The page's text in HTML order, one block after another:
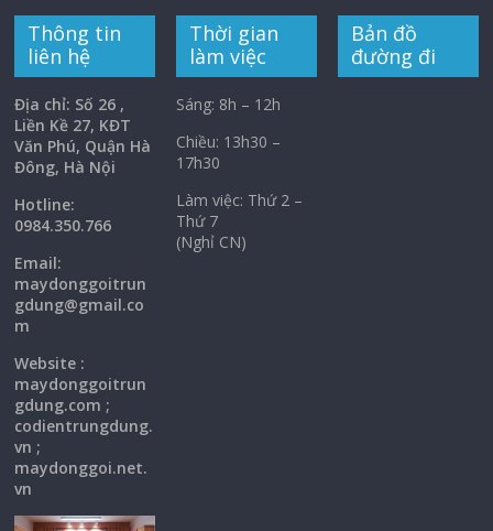
Thông tin
liên hệ
Địa chỉ: Số 26 ,
Liền Kề 27, KĐT
Văn Phú, Quận Hà
Đông, Hà Nội
Hotline:
0984.350.766
Email:
maydonggoitrun
gdung@gmail.co
m
Website :
maydonggoitrun
gdung.com ;
codientrungdung.
vn ;
maydonggoi.net.
vn
Thời gian
làm việc
Sáng: 8h – 12h
Chiều: 13h30 –
17h30
Làm việc: Thứ 2 –
Thứ 7
(Nghỉ CN)
Bản đồ
đường đi